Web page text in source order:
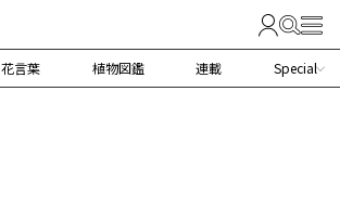
花言葉 植物図鑑 連載 Special